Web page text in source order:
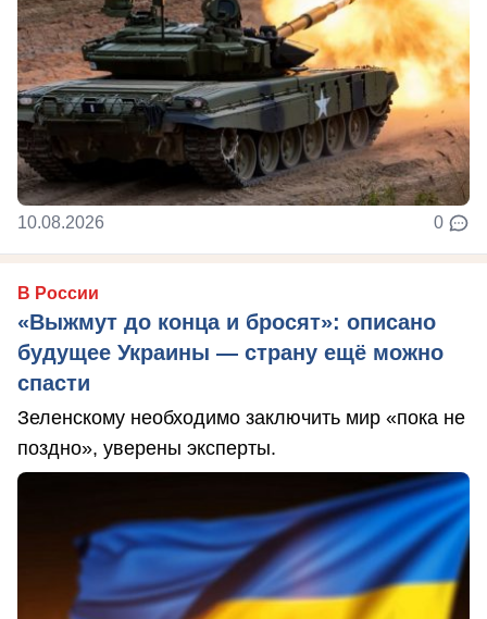
10.08.2026 0
В России
«Выжмут до конца и бросят»: описано
будущее Украины — страну ещё можно
спасти
Зеленскому необходимо заключить мир «пока не
поздно», уверены эксперты.